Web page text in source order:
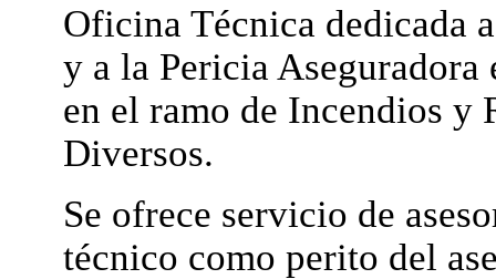
Oficina Técnica dedicada
y a la Pericia Aseguradora
en el ramo de Incendios y
Diversos.
Se ofrece servicio de
técnico como perito del